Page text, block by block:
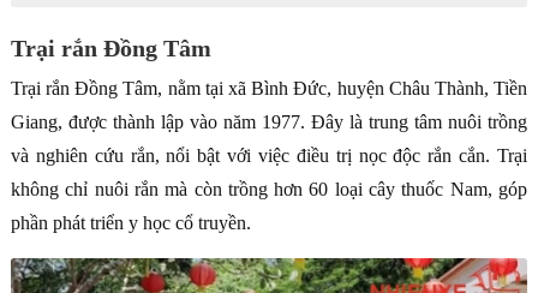
Trại rắn Đồng Tâm
Trại rắn Đồng Tâm, nằm tại xã Bình Đức, huyện Châu Thành, Tiền
Giang, được thành lập vào năm 1977. Đây là trung tâm nuôi trồng
và nghiên cứu rắn, nổi bật với việc điều trị nọc độc rắn cắn. Trại
không chỉ nuôi rắn mà còn trồng hơn 60 loại cây thuốc Nam, góp
phần phát triển y học cổ truyền.